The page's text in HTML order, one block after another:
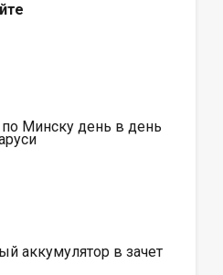
по Минску день в день
аккумулятор в зачет